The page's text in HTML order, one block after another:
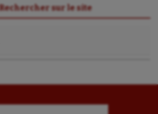
Rechercher sur le site